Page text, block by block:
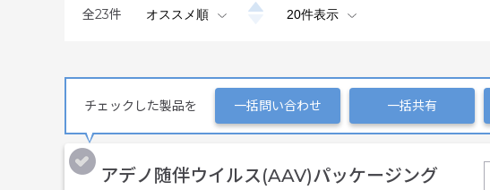
全23件
チェックした製品を 一括問い合わせ 一括共有
アデノ随伴ウイルス(AAV)パッケージング